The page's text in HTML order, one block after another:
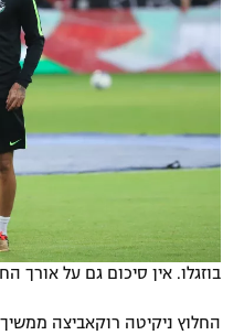
בוזגלו. אין סיכום גם על אורך
החלוץ ניקיטה רוקאביצה